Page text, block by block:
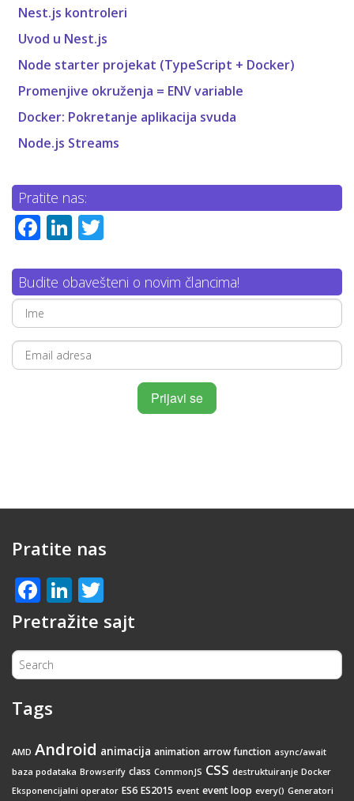
Nest.js kontroleri
Uvod u Nest.js
Node starter projekat (TypeScript + Docker)
Promenjive okruženja = ENV variable
Docker: Pokretanje aplikacija svuda
Node.js Streams
Pratite nas:
Facebook
LinkedIn
Budite obavešteni o novim člancima!
Pratite nas
Facebook
LinkedIn
Pretražite sajt
Tags
AMD Android animacija animation arrow function async/await
baza podataka Browserify class CommonJS CSS destruktuiranje Docker
Eksponencijalni operator ES6 ES2015 event event loop every() Generatori